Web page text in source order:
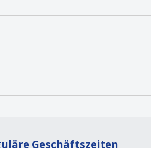
Geschäftszeiten